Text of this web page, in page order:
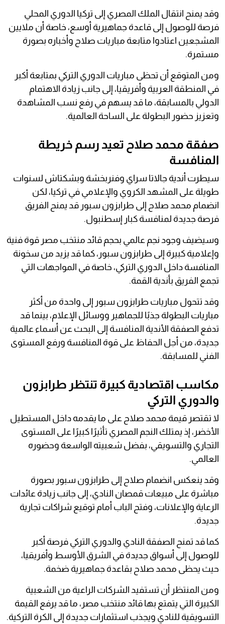
وقد يمنح انتقال الملك المصري إلى تركيا الدوري المحلي
فرصة للوصول إلى قاعدة جماهيرية أوسع، خاصة أن ملايين
المشجعين اعتادوا متابعة مباريات صلاح وأخباره بصورة
مستمرة.
ومن المتوقع أن تحظى مباريات الدوري التركي بمتابعة أكبر
في المنطقة العربية وأفريقيا، إلى جانب زيادة الاهتمام
الدولي بالمسابقة، ما قد يسهم في رفع نسب المشاهدة
وتعزيز حضور البطولة على الساحة العالمية.
صفقة محمد صلاح تعيد رسم خريطة
المنافسة
سيطرت أندية جالاتا سراي وفنربخشة وبشكتاش لسنوات
طويلة على المشهد الكروي والإعلامي في تركيا، لكن
انضمام محمد صلاح إلى طرابزون سبور قد يمنح الفريق
فرصة جديدة لمنافسة كبار إسطنبول.
وسيضيف وجود نجم عالمي بحجم قائد منتخب مصر قوة فنية
وإعلامية كبيرة إلى طرابزون سبور، كما قد يزيد من سخونة
المنافسة داخل الدوري التركي، خاصة في المواجهات التي
تجمع الفريق بأندية القمة.
وقد تتحول مباريات طرابزون سبور إلى واحدة من أكثر
مباريات البطولة جذبًا للجماهير ووسائل الإعلام، بينما قد
تدفع الصفقة الأندية المنافسة إلى البحث عن أسماء عالمية
جديدة، من أجل الحفاظ على قوة المنافسة ورفع المستوى
الفني للمسابقة.
مكاسب اقتصادية كبيرة تنتظر طرابزون
والدوري التركي
لا تقتصر قيمة محمد صلاح على ما يقدمه داخل المستطيل
الأخضر، إذ يمتلك النجم المصري تأثيرًا كبيرًا على المستوى
التجاري والتسويقي، بفضل شعبيته الواسعة وحضوره
العالمي.
وقد ينعكس انضمام صلاح إلى طرابزون سبور بصورة
مباشرة على مبيعات قمصان النادي، إلى جانب زيادة عائدات
الرعاية والإعلانات، وفتح الباب أمام توقيع شراكات تجارية
جديدة.
كما قد تمنح الصفقة النادي والدوري التركي فرصة أكبر
للوصول إلى أسواق جديدة في الشرق الأوسط وأفريقيا،
حيث يحظى محمد صلاح بقاعدة جماهيرية ضخمة.
ومن المنتظر أن تستفيد الشركات الراعية من الشعبية
الكبيرة التي يتمتع بها قائد منتخب مصر، ما قد يرفع القيمة
التسويقية للنادي ويجذب استثمارات جديدة إلى الكرة التركية.